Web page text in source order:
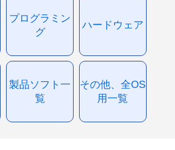
プログラミン
グ
ハードウェア
製品ソフト一
覧
その他、全OS
用一覧